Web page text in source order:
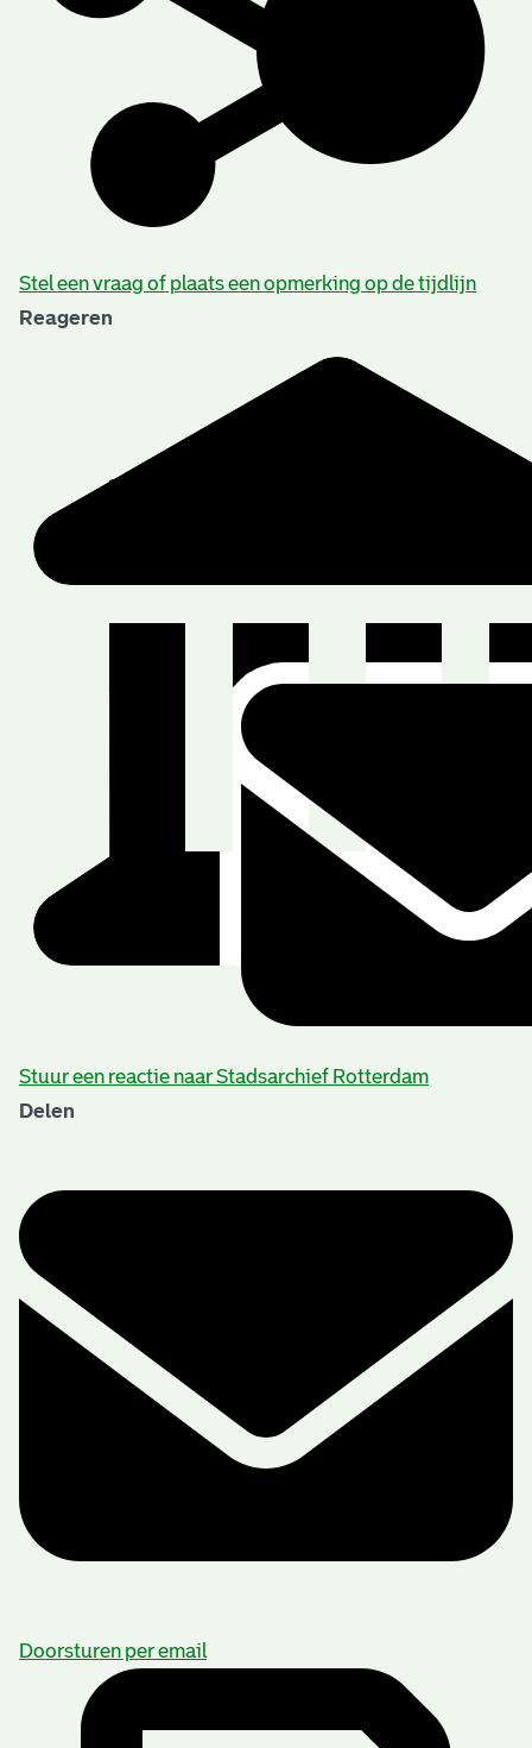
Stel een vraag of plaats een opmerking op de tijdlijn
Reageren
Stuur een reactie naar Stadsarchief Rotterdam
Delen
Doorsturen per email